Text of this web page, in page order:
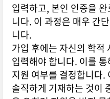
입력하고, 본인 인증을
니다. 이 과정은 매우 간
니다.
가입 후에는 자신의 학적
입력해야 합니다. 이를
지원 여부를 결정합니다.
솔직하게 기재하는 것이